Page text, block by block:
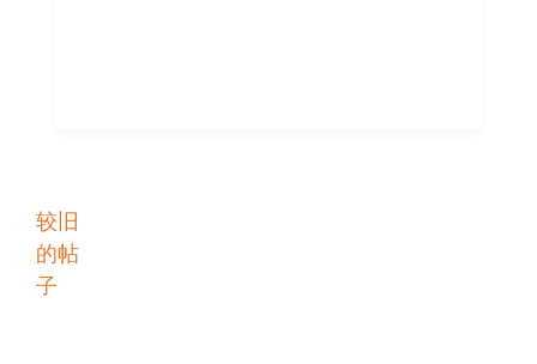
职
位
导
较旧
的帖
子